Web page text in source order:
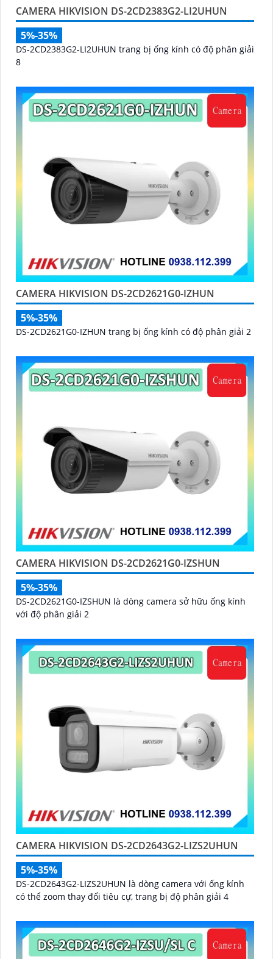
CAMERA HIKVISION DS-2CD2383G2-LI2UHUN
5%-35%
DS-2CD2383G2-LI2UHUN trang bị ống kính có độ phân giải
8
CAMERA HIKVISION DS-2CD2621G0-IZHUN
5%-35%
DS-2CD2621G0-IZHUN trang bị ống kính có độ phân giải 2
CAMERA HIKVISION DS-2CD2621G0-IZSHUN
5%-35%
DS-2CD2621G0-IZSHUN là dòng camera sở hữu ống kính
với độ phân giải 2
CAMERA HIKVISION DS-2CD2643G2-LIZS2UHUN
5%-35%
DS-2CD2643G2-LIZS2UHUN là dòng camera với ống kính
có thể zoom thay đổi tiêu cự, trang bị độ phân giải 4